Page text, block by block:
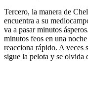
Tercero, la manera de
encuentra a su
va a pasar minutos
minutos feos en una
reacciona rápido. A veces
sigue la pelota y se olvida